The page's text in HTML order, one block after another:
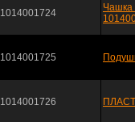
1014001724
Чашка
1014001725
1014001726